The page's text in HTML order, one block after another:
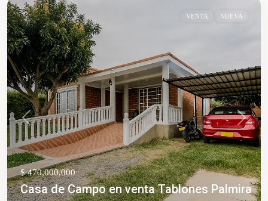
VENTA NUEVA
Anterior
$ 470,000,000
Casa de Campo en venta Tablones Palmira